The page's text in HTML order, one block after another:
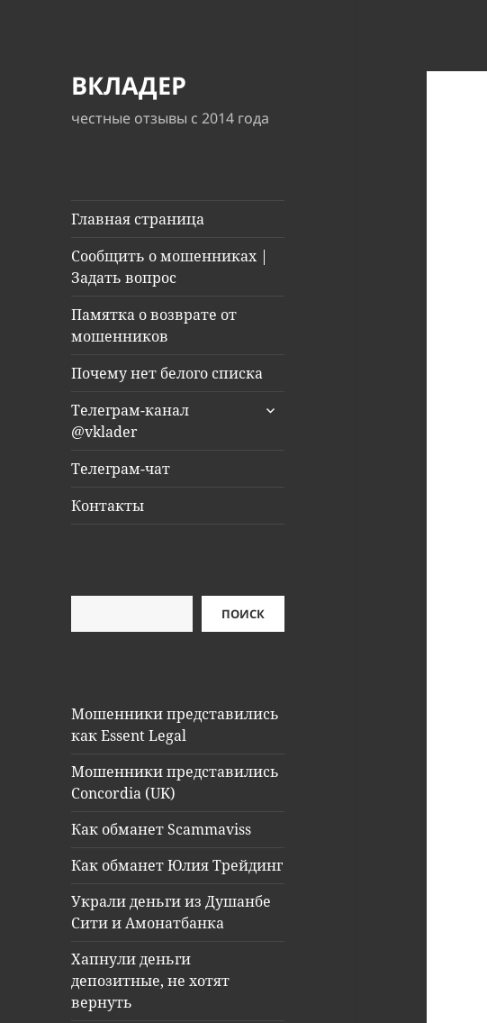
ВКЛАДЕР
честные отзывы с 2014 года
Главная страница
Сообщить о мошенниках |
Задать вопрос
Памятка о возврате от
мошенников
Почему нет белого списка
Телеграм-канал
@vklader
раскрыть
Телеграм-чат
Контакты
ПОИСК
Мошенники представились
как Essent Legal
Мошенники представились
Concordia (UK)
Как обманет Scammaviss
Как обманет Юлия Трейдинг
Украли деньги из Душанбе
Сити и Амонатбанка
Хапнули деньги
депозитные, не хотят
вернуть